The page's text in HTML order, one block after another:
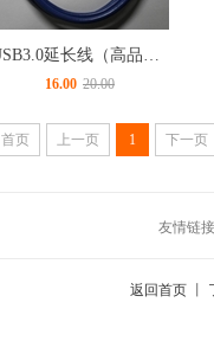
USB3.0延长线（高品质蓝色镀金接口）
16.00 20.00
首页 上一页 1 下一页
友情链
返回首页